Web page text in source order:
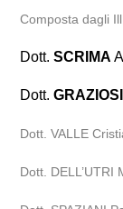
Composta dagli
Dott.SCRIMA
Dott.GRAZIOSI
Dott. VALLE
Dott. DELL’UTRI